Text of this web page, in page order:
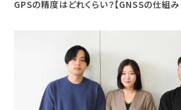
GPSの精度はどれくらい？【GNSSの仕組